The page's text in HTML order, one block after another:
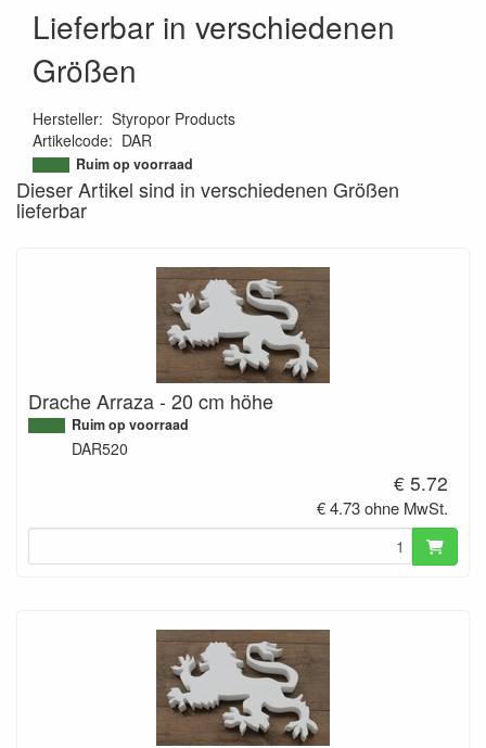
Lieferbar in verschiedenen
Größen
Hersteller: Styropor Products
Artikelcode: DAR
9507981238312
Ruim op voorraad
Dieser Artikel sind in verschiedenen Größen
lieferbar
Drache Arraza - 20 cm höhe
Ruim op voorraad
DAR520
€ 5.72
€ 4.73 ohne MwSt.